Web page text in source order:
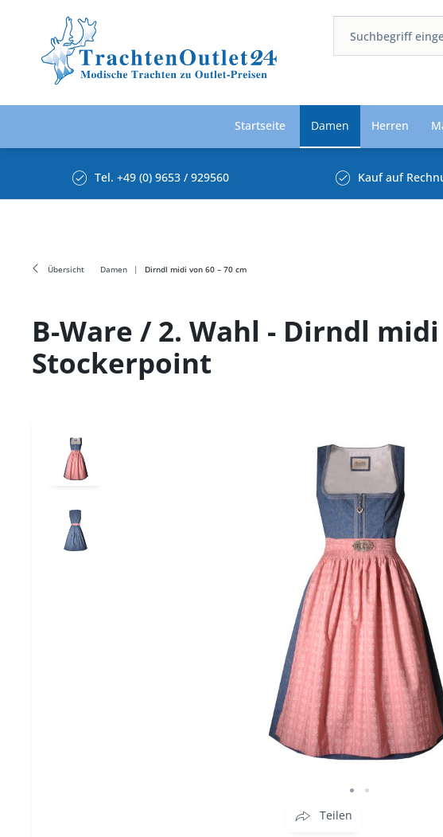
Startseite Damen Herren
Tel. +49 (0) 9653 / 929560 Kauf auf
Übersicht Damen Dirndl midi von 60 – 70 cm
B-Ware / 2. Wahl - Dirndl
Stockerpoint
Teilen